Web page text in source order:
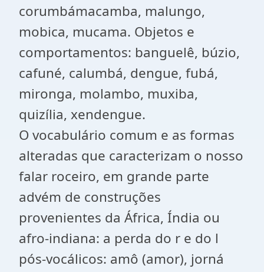
corumbámacamba, malungo,
mobica, mucama. Objetos e
comportamentos: banguelê, búzio,
cafuné, calumbá, dengue, fubá,
mironga, molambo, muxiba,
quizília, xendengue.
O vocabulário comum e as formas
alteradas que caracterizam o nosso
falar roceiro, em grande parte
advém de construções
provenientes da África, Índia ou
afro-indiana: a perda do r e do l
pós-vocálicos: amô (amor), jorná